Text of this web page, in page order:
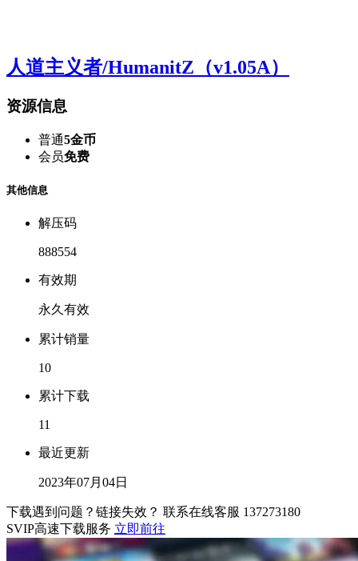
人道主义者/HumanitZ（v1.05A）
资源信息
普通5金币
会员免费
其他信息
解压码
888554
有效期
永久有效
累计销量
10
累计下载
11
最近更新
2023年07月04日
下载遇到问题？链接失效？ 联系在线客服 137273180
SVIP高速下载服务 立即前往